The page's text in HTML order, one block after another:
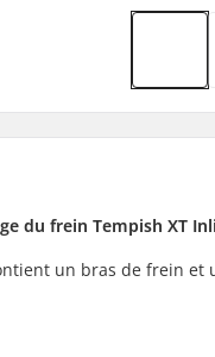
du frein Tempish XT
un bras de frein